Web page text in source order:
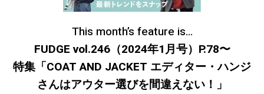
This month’s feature is…
FUDGE vol.246（2024年1月号）P.78〜
特集「COAT AND JACKET エディター・ハンジ
さんはアウター選びを間違えない！ 」